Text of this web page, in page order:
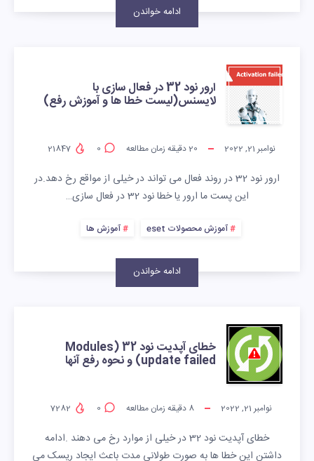
ادامه خواندن
ارور نود 32 در فعال سازی با
لایسنس(لیست خطا ها و آموزش رفع)
نوامبر 21, 2022 20دقیقه زمان مطالعه 0
21847
ارور نود 32 در روند فعال می تواند در خیلی از مواقع رخ دهد.در
این پست ما ارور یا خطا نود 32 در فعال سازی…
آموزش محصولات eset آموزش ها
ادامه خواندن
خطای آپدیت نود 32 (Modules
update failed) و نحوه رفع آنها
نوامبر 21, 2022 8 دقیقه زمان مطالعه 0
خطای آپدیت نود 32 در خیلی از موارد رخ می دهند .ادامه
داشتن این خطا ها به صورت طولانی مدت باعث ایجاد ریسک می